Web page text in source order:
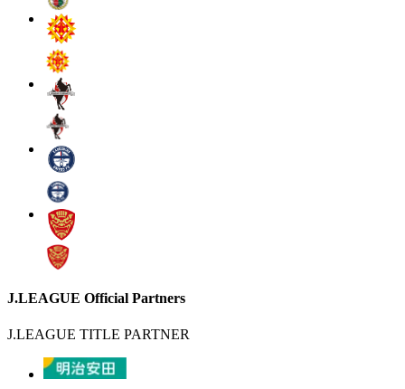
J.LEAGUE Official Partners
J.LEAGUE TITLE PARTNER